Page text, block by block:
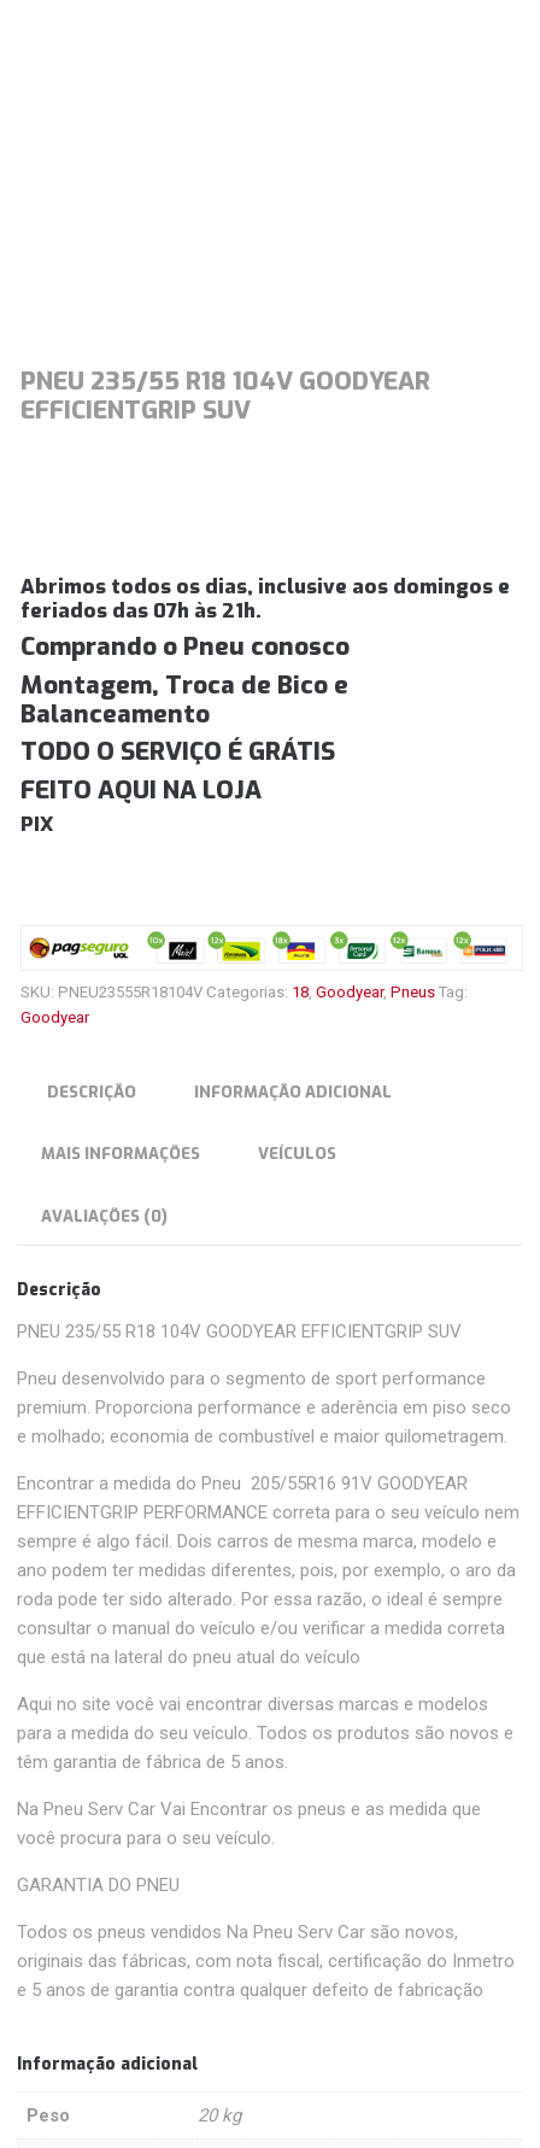
PNEU 235/55 R18 104V GOODYEAR
EFFICIENTGRIP SUV
Abrimos todos os dias, inclusive aos domingos e
feriados das 07h às 21h.
Comprando o Pneu conosco
Montagem, Troca de Bico e
Balanceamento
TODO O SERVIÇO É GRÁTIS
FEITO AQUI NA LOJA
PIX
SKU: PNEU23555R18104V Categorias: 18, Goodyear, Pneus Tag:
Goodyear
DESCRIÇÃO INFORMAÇÃO ADICIONAL
MAIS INFORMAÇÕES VEÍCULOS
AVALIAÇÕES (0)
Descrição
PNEU 235/55 R18 104V GOODYEAR EFFICIENTGRIP SUV
Pneu desenvolvido para o segmento de sport performance
premium. Proporciona performance e aderência em piso seco
e molhado; economia de combustível e maior quilometragem.
Encontrar a medida do Pneu 205/55R16 91V GOODYEAR
EFFICIENTGRIP PERFORMANCE correta para o seu veículo nem
sempre é algo fácil. Dois carros de mesma marca, modelo e
ano podem ter medidas diferentes, pois, por exemplo, o aro da
roda pode ter sido alterado. Por essa razão, o ideal é sempre
consultar o manual do veículo e/ou verificar a medida correta
que está na lateral do pneu atual do veículo
Aqui no site você vai encontrar diversas marcas e modelos
para a medida do seu veículo. Todos os produtos são novos e
têm garantia de fábrica de 5 anos.
Na Pneu Serv Car Vai Encontrar os pneus e as medida que
você procura para o seu veículo.
GARANTIA DO PNEU
Todos os pneus vendidos Na Pneu Serv Car são novos,
originais das fábricas, com nota fiscal, certificação do Inmetro
e 5 anos de garantia contra qualquer defeito de fabricação
Informação adicional
Peso 20 kg